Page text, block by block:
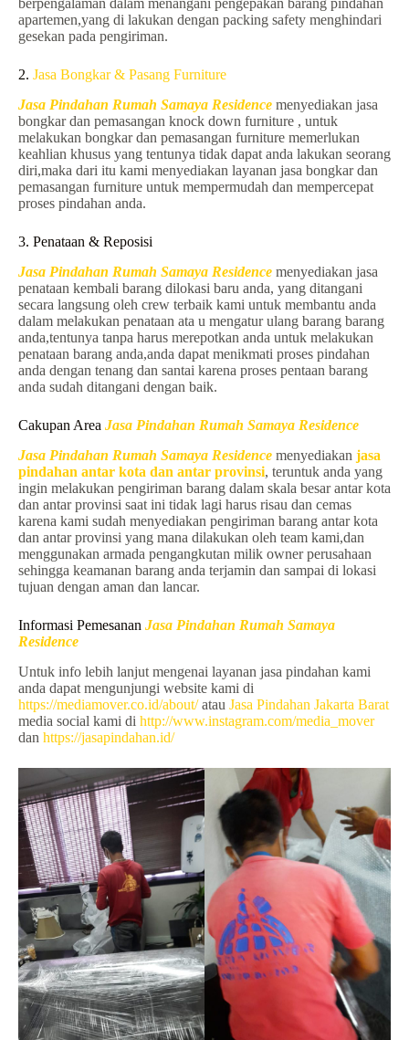
berpengalaman dalam menangani pengepakan barang pindahan
apartemen,yang di lakukan dengan packing safety menghindari
gesekan pada pengiriman.
2. Jasa Bongkar & Pasang Furniture
Jasa Pindahan Rumah Samaya Residence menyediakan jasa
bongkar dan pemasangan knock down furniture , untuk
melakukan bongkar dan pemasangan furniture memerlukan
keahlian khusus yang tentunya tidak dapat anda lakukan seorang
diri,maka dari itu kami menyediakan layanan jasa bongkar dan
pemasangan furniture untuk mempermudah dan mempercepat
proses pindahan anda.
3. Penataan & Reposisi
Jasa Pindahan Rumah Samaya Residence menyediakan jasa
penataan kembali barang dilokasi baru anda, yang ditangani
secara langsung oleh crew terbaik kami untuk membantu anda
dalam melakukan penataan ata u mengatur ulang barang barang
anda,tentunya tanpa harus merepotkan anda untuk melakukan
penataan barang anda,anda dapat menikmati proses pindahan
anda dengan tenang dan santai karena proses pentaan barang
anda sudah ditangani dengan baik.
Cakupan Area Jasa Pindahan Rumah Samaya Residence
Jasa Pindahan Rumah Samaya Residence menyediakan jasa
pindahan antar kota dan antar provinsi, teruntuk anda yang
ingin melakukan pengiriman barang dalam skala besar antar kota
dan antar provinsi saat ini tidak lagi harus risau dan cemas
karena kami sudah menyediakan pengiriman barang antar kota
dan antar provinsi yang mana dilakukan oleh team kami,dan
menggunakan armada pengangkutan milik owner perusahaan
sehingga keamanan barang anda terjamin dan sampai di lokasi
tujuan dengan aman dan lancar.
Informasi Pemesanan Jasa Pindahan Rumah Samaya
Residence
Untuk info lebih lanjut mengenai layanan jasa pindahan kami
anda dapat mengunjungi website kami di
https://mediamover.co.id/about/atau Jasa Pindahan Jakarta Barat
media social kami di http://www.instagram.com/media_mover
dan https://jasapindahan.id/